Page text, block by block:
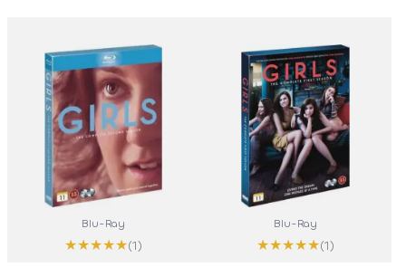
Blu-Ray
★★★★★(1)
Blu-Ray
★★★★★(1)